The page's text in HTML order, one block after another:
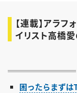
【連載】アラ
イリスト高橋
困ったらまずは